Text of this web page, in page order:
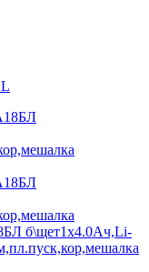
б\щет1х4.0Ач,Li-